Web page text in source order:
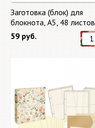
Заготовка (блок) для
блокнота, А5, 48 листов
59 руб.